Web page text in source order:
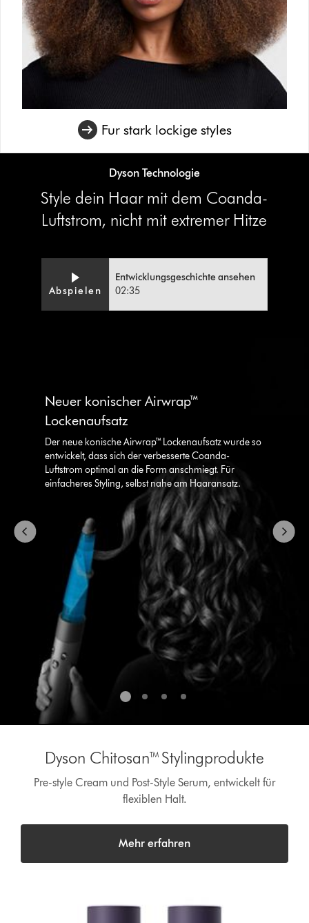
Fur stark lockige styles
Dyson Technologie
Style dein Haar mit dem Coanda-
Luftstrom, nicht mit extremer Hitze
Transcript
Transkript
öffnen
Abspielen
Entwicklungsgeschichte ansehen
02:35
Schaltflächen
Navigationspunkte
Neuer konischer Airwrap™
Lockenaufsatz
Der neue konische Airwrap™ Lockenaufsatz wurde so
entwickelt, dass sich der verbesserte Coanda-
Luftstrom optimal an die Form anschmiegt. Für
einfacheres Styling, selbst nahe am Haaransatz.
Dyson Chitosan™ Stylingprodukte
Pre-style Cream und Post-Style Serum, entwickelt für
flexiblen Halt.
Mehr erfahren